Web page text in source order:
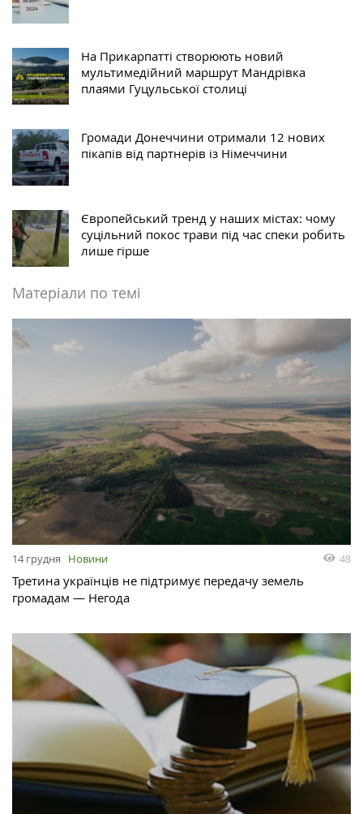
На Прикарпатті створюють новий
мультимедійний маршрут Мандрівка
плаями Гуцульської столиці
Громади Донеччини отримали 12 нових
пікапів від партнерів із Німеччини
Європейський тренд у наших містах: чому
суцільний покос трави під час спеки робить
лише гірше
Матеріали по темі
14 грудня Новини 48
Третина українців не підтримує передачу земель
громадам — Негода